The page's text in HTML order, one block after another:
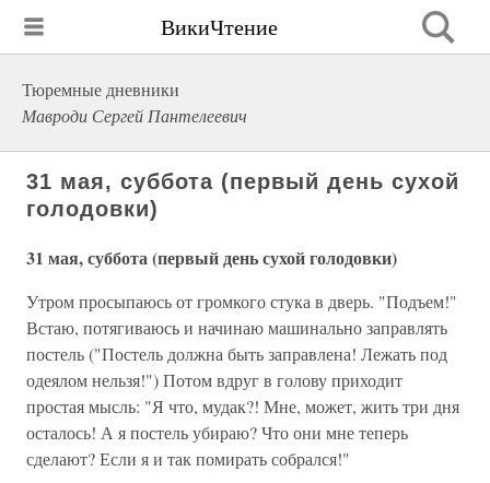
ВикиЧтение
Тюремные дневники
Мавроди Сергей Пантелеевич
31 мая, суббота (первый день сухой
голодовки)
31 мая, суббота (первый день сухой голодовки)
Утром просыпаюсь от громкого стука в дверь. "Подъем!"
Встаю, потягиваюсь и начинаю машинально заправлять
постель ("Постель должна быть заправлена! Лежать под
одеялом нельзя!") Потом вдруг в голову приходит
простая мысль: "Я что, мудак?! Мне, может, жить три дня
осталось! А я постель убираю? Что они мне теперь
сделают? Если я и так помирать собрался!"